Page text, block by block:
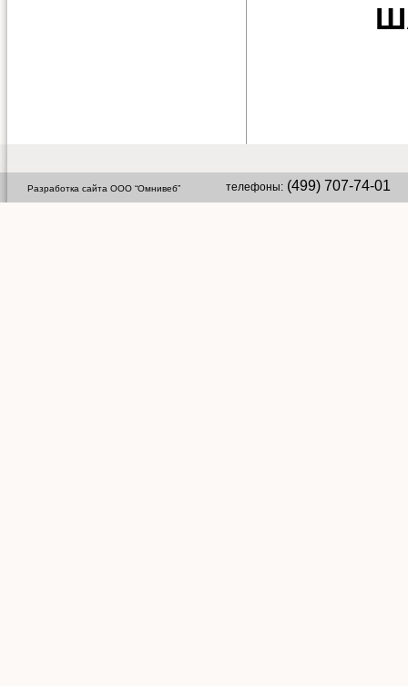
Разработка сайта ООО “Омнивеб” телефоны: (499) 707-74-01